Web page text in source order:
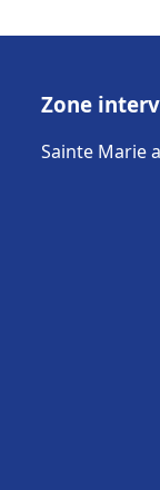
Zone
Sainte Marie